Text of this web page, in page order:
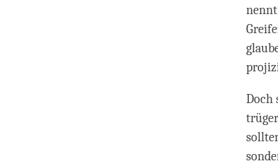
Doch